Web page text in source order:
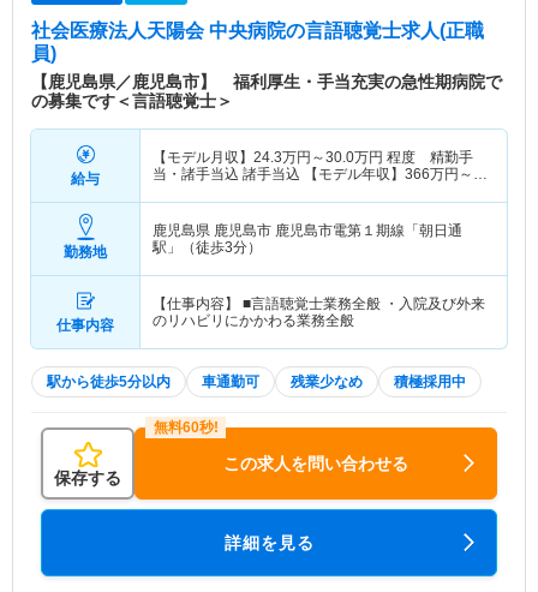
社会医療法人天陽会 中央病院の言語聴覚士求人(正職
員)
【鹿児島県／鹿児島市】 福利厚生・手当充実の急性期病院で
の募集です＜言語聴覚士＞
給与
【モデル月収】 24.3万円～30.0万円 程度 精勤手
当・諸手当込 諸手当込 【モデル年収】 366万円～
勤務地
鹿児島県 鹿児島市 鹿児島市電第１期線「朝日通
駅」（徒歩3分）
仕事内容
【仕事内容】 ■言語聴覚士業務全般 ・入院及び外来
のリハビリにかかわる業務全般
駅から徒歩5分以内 車通勤可 残業少なめ 積極採用中
保存する
この求人を問い合わせる
詳細を見る